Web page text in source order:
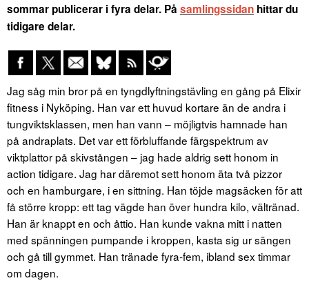
sommar publicerar i fyra delar. På samlingssidan hittar du
tidigare delar.
Jag såg min bror på en tyngdlyftningstävling en gång på Elixir
fitness i Nyköping. Han var ett huvud kortare än de andra i
tungviktsklassen, men han vann – möjligtvis hamnade han
på andraplats. Det var ett förbluffande färgspektrum av
viktplattor på skivstången – jag hade aldrig sett honom in
action tidigare. Jag har däremot sett honom äta två pizzor
och en hamburgare, i en sittning. Han töjde magsäcken för att
få större kropp: ett tag vägde han över hundra kilo, vältränad.
Han är knappt en och åttio. Han kunde vakna mitt i natten
med spänningen pumpande i kroppen, kasta sig ur sängen
och gå till gymmet. Han tränade fyra-fem, ibland sex timmar
om dagen.